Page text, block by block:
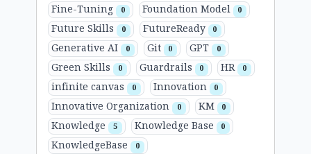
Fine-Tuning 0 Foundation Model 0
Future Skills 0 FutureReady 0
Generative AI 0 Git 0 GPT 0
Green Skills 0 Guardrails 0 HR 0
infinite canvas 0 Innovation 0
Innovative Organization 0 KM 0
Knowledge 5 Knowledge Base 0
KnowledgeBase 0